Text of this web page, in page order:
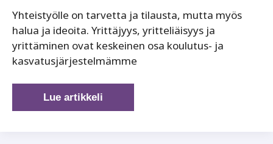
Yhteistyölle on tarvetta ja tilausta, mutta myös
halua ja ideoita. Yrittäjyys, yritteliäisyys ja
yrittäminen ovat keskeinen osa koulutus- ja
kasvatusjärjestelmämme
Yrittäjyyskasvatus
on
Lue artikkeli